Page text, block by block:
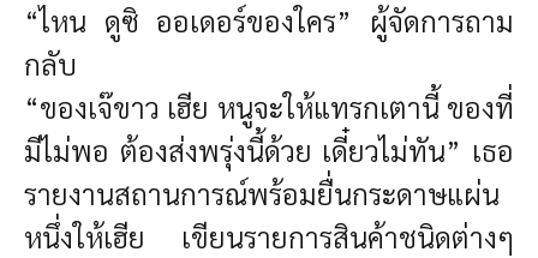
“ไหน ดูซิ ออเดอร์ของใคร” ผู้จัดการถาม
กลับ
“ของเจ๊ขาว เฮีย หนูจะให้แทรกเตานี้ ของที่
มีไม่พอ ต้องส่งพรุ่งนี้ด้วย เดี๋ยวไม่ทัน” เธอ
รายงานสถานการณ์พร้อมยื่นกระดาษแผ่น
หนึ่งให้เฮีย เขียนรายการสินค้าชนิดต่างๆ